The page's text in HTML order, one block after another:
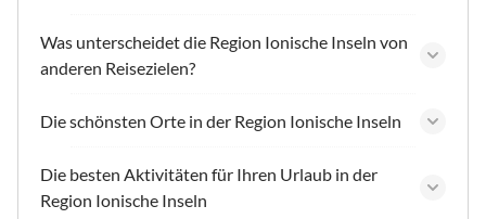
Was unterscheidet die Region Ionische Inseln von
anderen Reisezielen?
Die schönsten Orte in der Region Ionische Inseln
Die besten Aktivitäten für Ihren Urlaub in der
Region Ionische Inseln